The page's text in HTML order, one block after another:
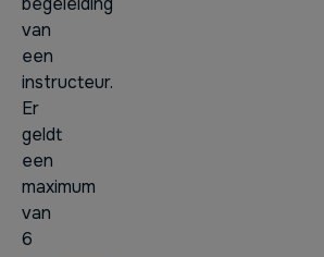
van
een
instructeur.
Er
geldt
een
maximum
van
6